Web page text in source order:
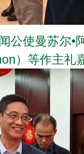
公使曼苏尔•
）等作主礼